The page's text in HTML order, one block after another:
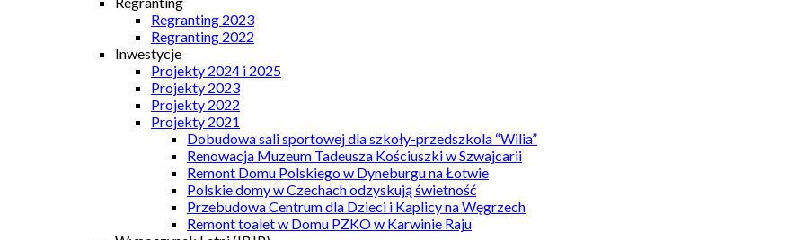
Regranting 2023
Regranting 2022
Inwestycje
Projekty 2024 i 2025
Projekty 2023
Projekty 2022
Projekty 2021
Dobudowa sali sportowej dla szkoły-przedszkola “Wilia”
Renowacja Muzeum Tadeusza Kościuszki w Szwajcarii
Remont Domu Polskiego w Dyneburgu na Łotwie
Polskie domy w Czechach odzyskują świetność
Przebudowa Centrum dla Dzieci i Kaplicy na Węgrzech
Remont toalet w Domu PZKO w Karwinie Raju